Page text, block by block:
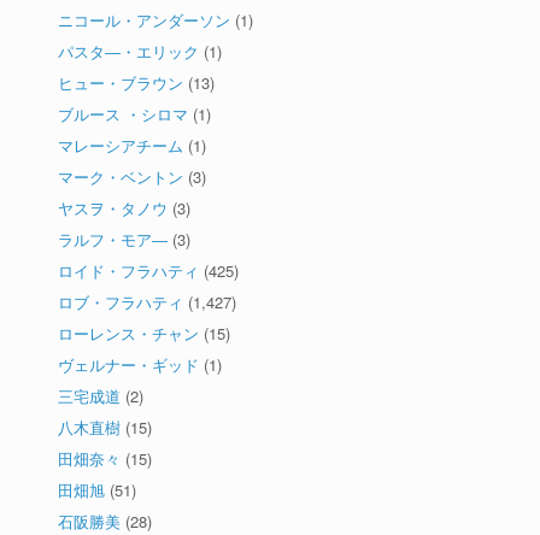
ニコール・アンダーソン (1)
パスタ―・エリック (1)
ヒュー・ブラウン (13)
ブルース ・シロマ (1)
マレーシアチーム (1)
マーク・ベントン (3)
ヤスヲ・タノウ (3)
ラルフ・モア― (3)
ロイド・フラハティ (425)
ロブ・フラハティ (1,427)
ローレンス・チャン (15)
ヴェルナー・ギッド (1)
三宅成道 (2)
八木直樹 (15)
田畑奈々 (15)
田畑旭 (51)
石阪勝美 (28)